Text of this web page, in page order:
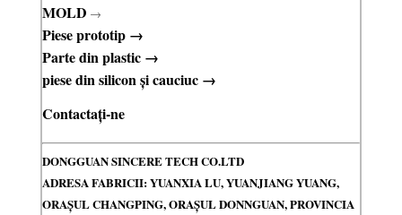
→
MOLD
→
Piese prototip
→
Parte din plastic
→
piese din silicon și cauciuc
Contactați-ne
DONGGUAN SINCERE TECH CO.LTD
ADRESA FABRICII: YUANXIA LU, YUANJIANG YUANG,
ORAȘUL CHANGPING, ORAȘUL DONNGUAN, PROVINCIA